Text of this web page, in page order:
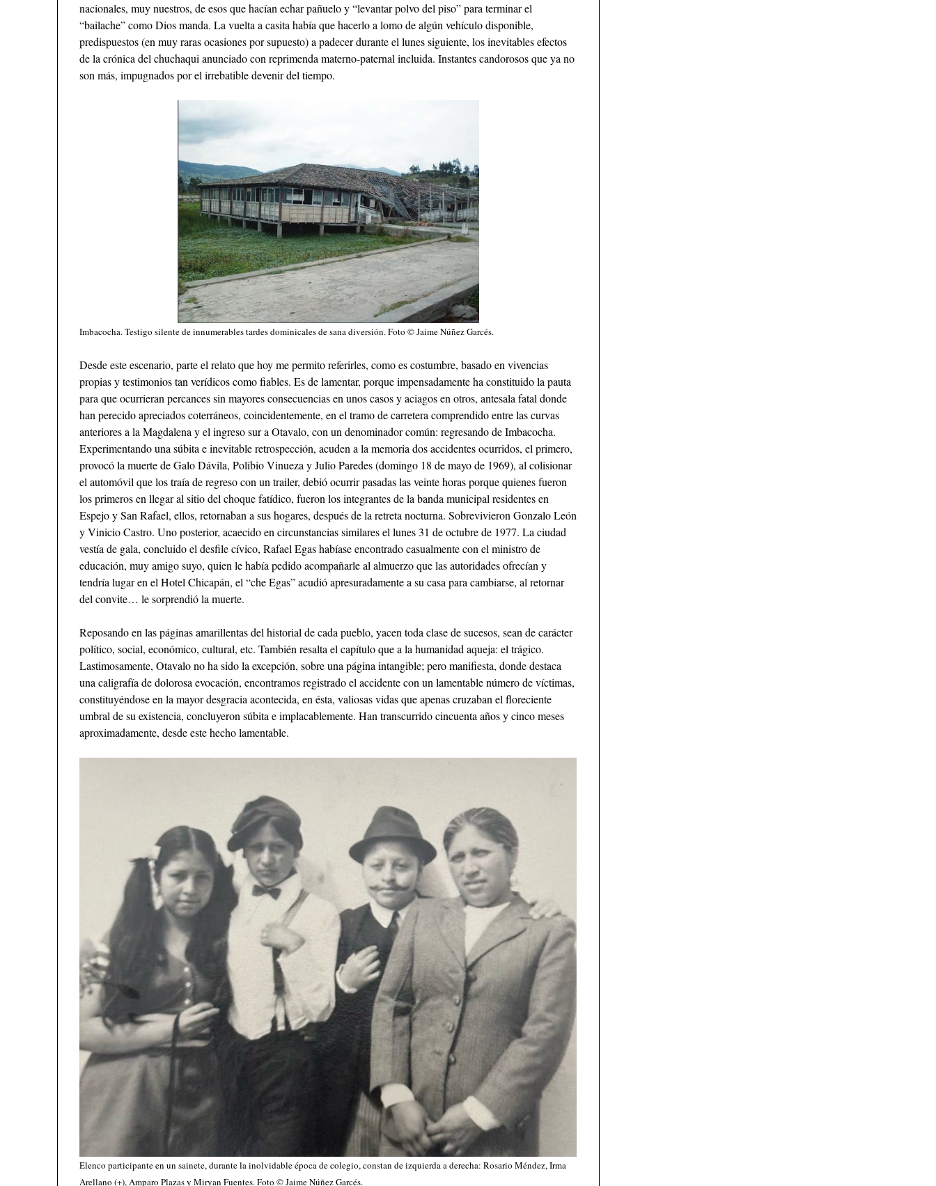
nacionales, muy nuestros, de esos que hacían echar pañuelo y “levantar polvo del piso” para terminar el
“bailache” como Dios manda. La vuelta a casita había que hacerlo a lomo de algún vehículo disponible,
predispuestos (en muy raras ocasiones por supuesto) a padecer durante el lunes siguiente, los inevitables efectos
de la crónica del chuchaqui anunciado con reprimenda materno-paternal incluida. Instantes candorosos que ya no
son más, impugnados por el irrebatible devenir del tiempo.
Imbacocha. Testigo silente de innumerables tardes dominicales de sana diversión. Foto © Jaime Núñez Garcés.
Desde este escenario, parte el relato que hoy me permito referirles, como es costumbre, basado en vivencias
propias y testimonios tan verídicos como fiables. Es de lamentar, porque impensadamente ha constituido la pauta
para que ocurrieran percances sin mayores consecuencias en unos casos y aciagos en otros, antesala fatal donde
han perecido apreciados coterráneos, coincidentemente, en el tramo de carretera comprendido entre las curvas
anteriores a la Magdalena y el ingreso sur a Otavalo, con un denominador común: regresando de Imbacocha.
Experimentando una súbita e inevitable retrospección, acuden a la memoria dos accidentes ocurridos, el primero,
provocó la muerte de Galo Dávila, Polibio Vinueza y Julio Paredes (domingo 18 de mayo de 1969), al colisionar
el automóvil que los traía de regreso con un trailer, debió ocurrir pasadas las veinte horas porque quienes fueron
los primeros en llegar al sitio del choque fatídico, fueron los integrantes de la banda municipal residentes en
Espejo y San Rafael, ellos, retornaban a sus hogares, después de la retreta nocturna. Sobrevivieron Gonzalo León
y Vinicio Castro. Uno posterior, acaecido en circunstancias similares el lunes 31 de octubre de 1977. La ciudad
vestía de gala, concluido el desfile cívico, Rafael Egas habíase encontrado casualmente con el ministro de
educación, muy amigo suyo, quien le había pedido acompañarle al almuerzo que las autoridades ofrecían y
tendría lugar en el Hotel Chicapán, el “che Egas” acudió apresuradamente a su casa para cambiarse, al retornar
del convite… le sorprendió la muerte.
Reposando en las páginas amarillentas del historial de cada pueblo, yacen toda clase de sucesos, sean de carácter
político, social, económico, cultural, etc. También resalta el capítulo que a la humanidad aqueja: el trágico.
Lastimosamente, Otavalo no ha sido la excepción, sobre una página intangible; pero manifiesta, donde destaca
una caligrafía de dolorosa evocación, encontramos registrado el accidente con un lamentable número de víctimas,
constituyéndose en la mayor desgracia acontecida, en ésta, valiosas vidas que apenas cruzaban el floreciente
umbral de su existencia, concluyeron súbita e implacablemente. Han transcurrido cincuenta años y cinco meses
aproximadamente, desde este hecho lamentable.
Elenco participante en un sainete, durante la inolvidable época de colegio, constan de izquierda a derecha: Rosario Méndez, Irma
Arellano (+), Amparo Plazas y Miryan Fuentes. Foto © Jaime Núñez Garcés.